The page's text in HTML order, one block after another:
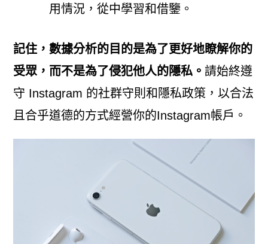
用情況，從中學習和借鑒。
記住，數據分析的目的是為了更好地瞭解你的
受眾，而不是為了侵犯他人的隱私。 請始終遵
守 Instagram 的社群守則和隱私政策，以合法
且合乎道德的方式經營你的Instagram帳戶。